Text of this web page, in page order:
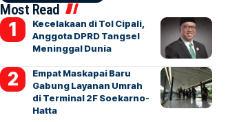
Most Read
Kecelakaan di Tol Cipali,
Anggota DPRD Tangsel
Meninggal Dunia
Empat Maskapai Baru
Gabung Layanan Umrah
di Terminal 2F Soekarno-
Hatta